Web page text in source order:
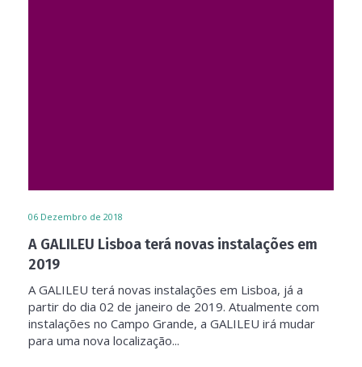
06 Dezembro de 2018
A GALILEU Lisboa terá novas instalações em
2019
A GALILEU terá novas instalações em Lisboa, já a
partir do dia 02 de janeiro de 2019. Atualmente com
instalações no Campo Grande, a GALILEU irá mudar
para uma nova localização...